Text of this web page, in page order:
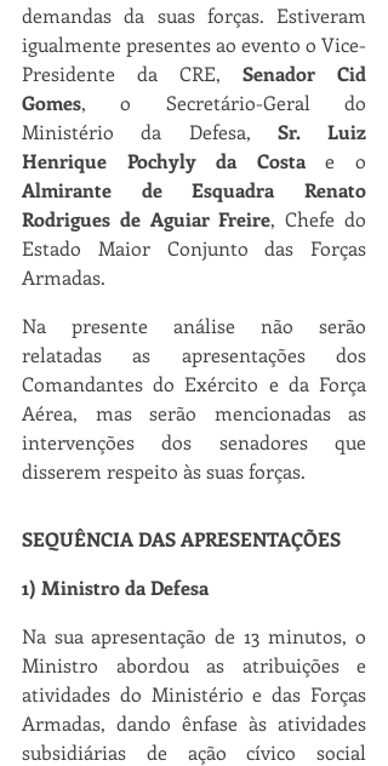
demandas da suas forças. Estiveram
igualmente presentes ao evento o Vice-
Presidente da CRE, Senador Cid
Gomes, o Secretário-Geral do
Ministério da Defesa, Sr. Luiz
Henrique Pochyly da Costa
Almirante de Esquadra Renato
Rodrigues de Aguiar Freire, Chefe do
Estado Maior Conjunto das Forças
Armadas.
Na presente análise não serão
relatadas as apresentações dos
Comandantes do Exército e da Força
Aérea, mas serão mencionadas as
intervenções dos senadores que
disserem respeito às suas forças.
SEQUÊNCIA DAS APRESENTAÇÕES
1) Ministro da Defesa
Na sua apresentação de 13 minutos, o
Ministro abordou as atribuições e
atividades do Ministério e das Forças
Armadas, dando ênfase às atividades
subsidiárias de ação cívico social